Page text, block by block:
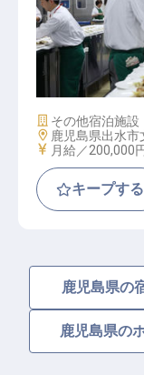
調理部門その
施設業態
その他宿泊施設
勤務地
鹿児島県出水市
給与
月給／200,000
キープする
鹿児島県の
鹿児島県の